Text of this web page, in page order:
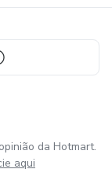
da Hotmart.
aqui